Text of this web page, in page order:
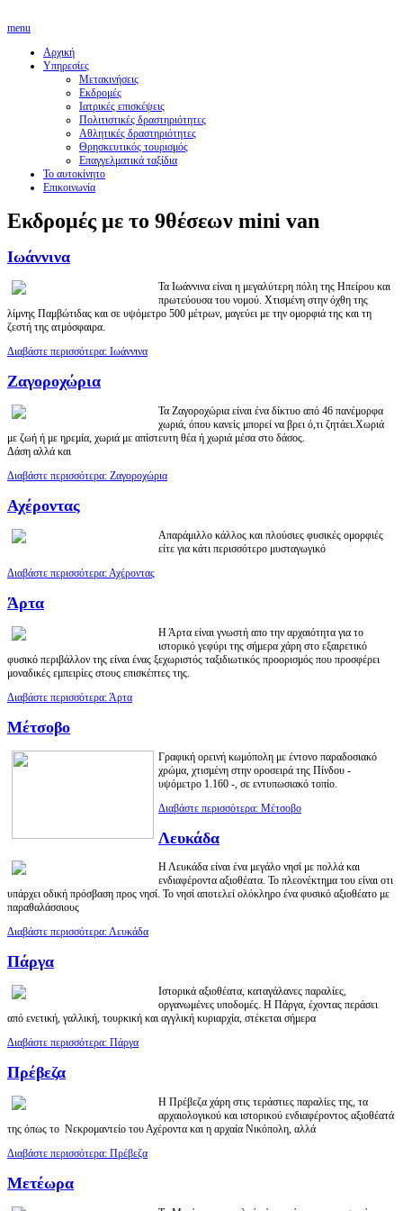
menu
Αρχική
Υπηρεσίες
Μετακινήσεις
Εκδρομές
Ιατρικές επισκέψεις
Πολιτιστικές δραστηριότητες
Αθλητικές δραστηριότητες
Θρησκευτικός τουρισμός
Επαγγελματικά ταξίδια
Το αυτοκίνητο
Επικοινωνία
Εκδρομές με το 9θέσεων mini van
Ιωάννινα
Τα Ιωάννινα είναι η μεγαλύτερη πόλη της Ηπείρου και
πρωτεύουσα του νομού. Χτισμένη στην όχθη της
λίμνης Παμβώτιδας και σε υψόμετρο 500 μέτρων, μαγεύει με την ομορφιά της και τη
ζεστή της ατμόσφαιρα.
Διαβάστε περισσότερα: Ιωάννινα
Ζαγοροχώρια
Τα Ζαγοροχώρια είναι ένα δίκτυο από 46 πανέμορφα
χωριά, όπου κανείς μπορεί να βρει ό,τι ζητάει.Χωριά
με ζωή ή με ηρεμία, χωριά με απίστευτη θέα ή χωριά μέσα στο δάσος.
Δάση αλλά και
Διαβάστε περισσότερα: Ζαγοροχώρια
Αχέροντας
Aπαράμιλλο κάλλος και πλούσιες φυσικές ομορφιές
είτε για κάτι περισσότερο μυσταγωγικό
Διαβάστε περισσότερα: Αχέροντας
Άρτα
Η Άρτα είναι γνωστή απο την αρχαιότητα για το
ιστορικό γεφύρι της σήμερα χάρη στο εξαιρετικό
φυσικό περιβάλλον της είναι ένας ξεχωριστός ταξιδιωτικός προορισμός που προσφέρει
μοναδικές εμπειρίες στους επισκέπτες της.
Διαβάστε περισσότερα: Άρτα
Μέτσοβο
Γραφική ορεινή κωμόπολη με έντονο παραδοσιακό
χρώμα, χτισμένη στην οροσειρά της Πίνδου -
υψόμετρο 1.160 -, σε εντυπωσιακό τοπίο.
Διαβάστε περισσότερα: Μέτσοβο
Λευκάδα
Η Λευκάδα είναι ένα μεγάλο νησί με πολλά και
ενδιαφέροντα αξιοθέατα. Το πλεονέκτημα του είναι οτι
υπάρχει οδική πρόσβαση προς νησί. Το νησί αποτελεί ολόκληρο ένα φυσικό αξιοθέατο με
παραθαλάσσιους
Διαβάστε περισσότερα: Λευκάδα
Πάργα
Ιστορικά αξιοθέατα, καταγάλανες παραλίες,
οργανωμένες υποδομές. Η Πάργα, έχοντας περάσει
από ενετική, γαλλική, τουρκική και αγγλική κυριαρχία, στέκεται σήμερα
Διαβάστε περισσότερα: Πάργα
Πρέβεζα
Η Πρέβεζα χάρη στις τεράστιες παραλίες της, τα
αρχαιολογικού και ιστορικού ενδιαφέροντος αξιοθέατά
της όπως τo Νεκρομαντείο του Αχέροντα και η αρχαία Νικόπολη, αλλά
Διαβάστε περισσότερα: Πρέβεζα
Μετέωρα